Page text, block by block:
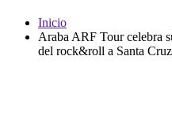
Inicio
Araba ARF Tour celebra
del rock&roll a Santa